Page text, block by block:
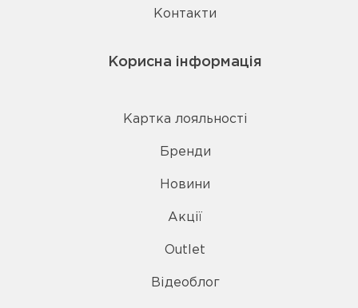
Контакти
Корисна інформація
Картка лояльності
Бренди
Новини
Акції
Outlet
Відеоблог